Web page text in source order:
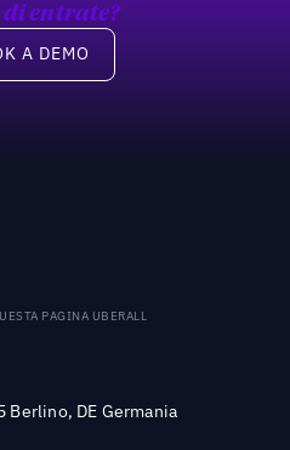
entrate?
A DEMO
PAGINA UBERALL
Berlino, DE Germania